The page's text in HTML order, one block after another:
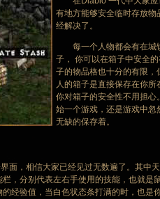
有地方能够安全临时存放
经解决了。
每一个人物都会有在城
子， 你可以在箱子中安全
子的物品格也十分的有限
人的箱子是直接保存在你
你对箱子的安全性不用担
始一个游戏，还是游戏中
无缺的保存着。
，相信大家已经见过无数遍了。其中
，分别代表左右手使用的技能，也就是
经验值，当白色状态条打满的时，也是